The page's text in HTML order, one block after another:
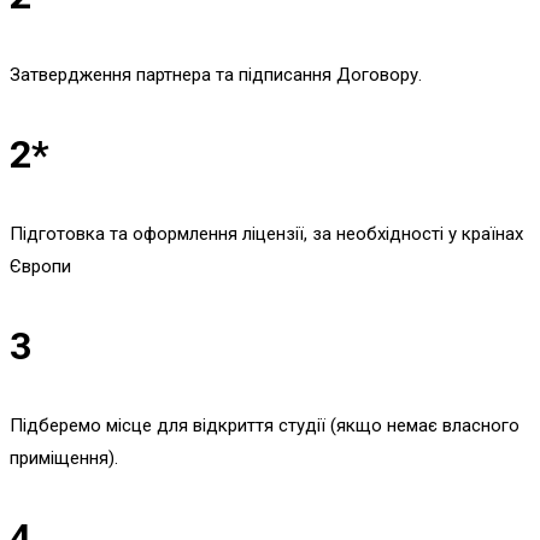
Затвердження партнера та підписання Договору.
2*
Підготовка та оформлення ліцензії, за необхідності у країнах
Європи
3
Підберемо місце для відкриття студії (якщо немає власного
приміщення).